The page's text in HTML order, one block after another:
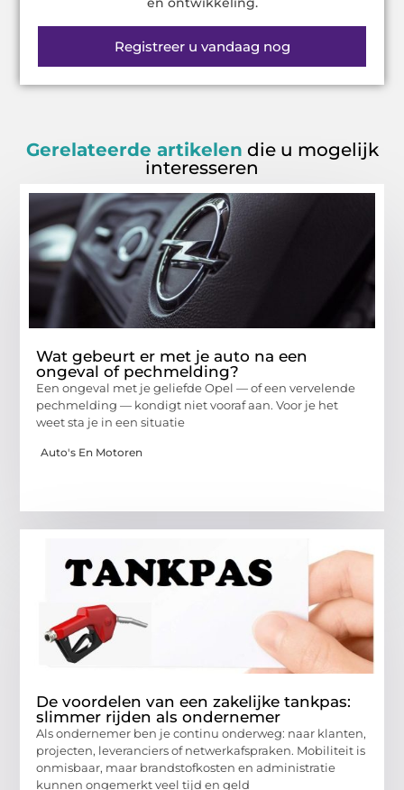
Registreer u vandaag nog
Gerelateerde artikelen die u mogelijk
interesseren
Wat gebeurt er met je auto na een
ongeval of pechmelding?
Een ongeval met je geliefde Opel — of een vervelende
pechmelding — kondigt niet vooraf aan. Voor je het
weet sta je in een situatie
Auto's En Motoren
De voordelen van een zakelijke tankpas:
slimmer rijden als ondernemer
Als ondernemer ben je continu onderweg: naar klanten,
projecten, leveranciers of netwerkafspraken. Mobiliteit is
onmisbaar, maar brandstofkosten en administratie
kunnen ongemerkt veel tijd en geld